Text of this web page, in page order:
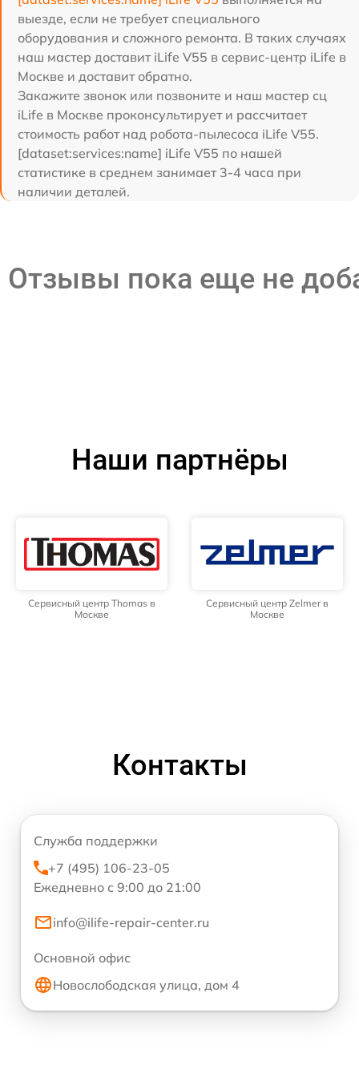
выезде, если не требует специального
оборудования и сложного ремонта. В таких случаях
наш мастер доставит iLife V55 в сервис-центр iLife в
Москве и доставит обратно.
Закажите звонок или позвоните и наш мастер сц
iLife в Москве проконсультирует и рассчитает
стоимость работ над робота-пылесоса iLife V55.
[dataset:services:name] iLife V55 по нашей
статистике в среднем занимает 3-4 часа при
наличии деталей.
Отзывы пока еще не
Наши партнёры
Сервисный центр Thomas в
Москве
Сервисный центр Zelmer в
Москве
Контакты
Служба поддержки
+7 (495) 106-23-05
Ежедневно с 9:00 до 21:00
info@ilife-repair-center.ru
Основной офис
Новослободская улица, дом 4